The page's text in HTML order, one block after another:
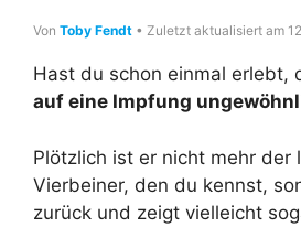
Von Toby Fendt • Zuletzt aktualisiert am
Hast du schon einmal erlebt,
auf eine Impfung
Plötzlich ist er nicht mehr der
Vierbeiner, den du kennst,
zurück und zeigt vielleicht